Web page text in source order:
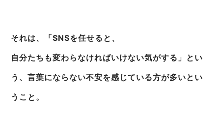
それは、「SNSを任せると、
自分たちも変わらなければいけない気がする」とい
う、言葉にならない不安を感じている方が多いとい
うこと。